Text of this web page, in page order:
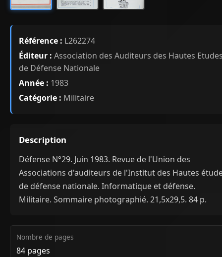
Référence : L262274
Éditeur : Association des Auditeurs des Hautes
de Défense Nationale
Année : 1983
Catégorie : Militaire
Description
Défense N°29. Juin 1983. Revue de l'Union des
Associations d'auditeurs de l'Institut des Hautes
de défense nationale. Informatique et défense.
Militaire. Sommaire photographié. 21,5x29,5. 84 p.
Nombre de pages
84 pages